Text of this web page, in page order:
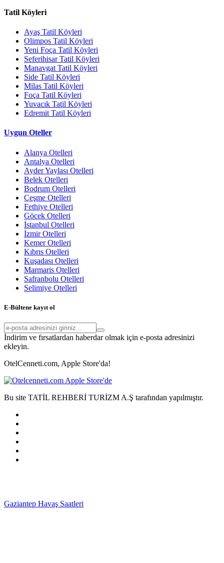
Tatil Köyleri
Ayaş Tatil Köyleri
Olimpos Tatil Köyleri
Yeni Foça Tatil Köyleri
Seferihisar Tatil Köyleri
Manavgat Tatil Köyleri
Side Tatil Köyleri
Milas Tatil Köyleri
Foça Tatil Köyleri
Yuvacık Tatil Köyleri
Edremit Tatil Köyleri
Uygun Oteller
Alanya Otelleri
Antalya Otelleri
Ayder Yaylası Otelleri
Belek Otelleri
Bodrum Otelleri
Çeşme Otelleri
Fethiye Otelleri
Göcek Otelleri
İstanbul Otelleri
İzmir Otelleri
Kemer Otelleri
Kıbrıs Otelleri
Kuşadası Otelleri
Marmaris Otelleri
Safranbolu Otelleri
Selimiye Otelleri
E-Bültene kayıt ol
İndirim ve fırsatlardan haberdar olmak için e-posta adresinizi
ekleyin.
OtelCenneti.com, Apple Store'da!
Bu site TATİL REHBERİ TURİZM A.Ş tarafından yapılmıştır.
Gaziantep Havaş Saatleri